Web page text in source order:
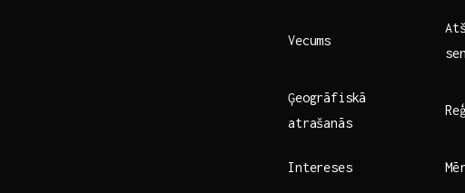
Vecums
Ģeogrāfiskā
atrašanās
Intereses